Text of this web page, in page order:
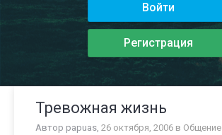
Войти
Регистрация
Тревожная жизнь
Автор papuas, 26 октября, 2006 в Общение